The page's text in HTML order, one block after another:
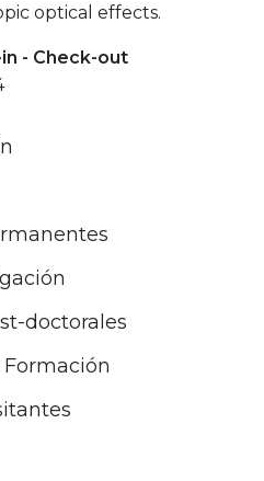
optical effects.
- Check-out
doctorales